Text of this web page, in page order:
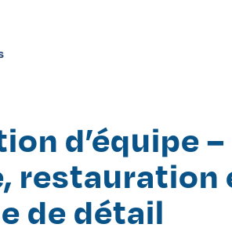
d’équipe –
restauration
de détail